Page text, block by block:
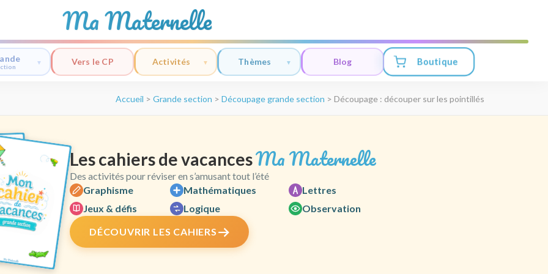
Ma Maternelle
Vers le CP Activités Thèmes Blog Boutique
Accueil > Grande section > Découpage grande section > Découpage : découper sur les pointillés
Les cahiers de vacancesMa Maternelle
Des activités pour réviser en s’amusant tout l’été
Graphisme
Mathématiques
Lettres
Jeux & défis
Logique
Observation
DÉCOUVRIR LES CAHIERS